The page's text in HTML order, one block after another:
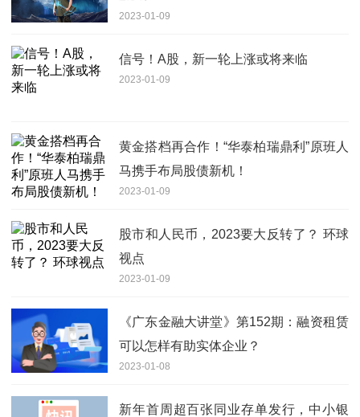
2023-01-09
信号！A股，新一轮上涨或将来临
2023-01-09
黄金搭档再合作！“华泰柏瑞鼎利”原班人
马携手布局股债新机！
2023-01-09
股市和人民币，2023要大反转了？ 环球
视点
2023-01-09
《广东金融大讲堂》第152期：融资租赁
可以怎样有助实体企业？
2023-01-08
新年首周超百张同业存单发行，中小银